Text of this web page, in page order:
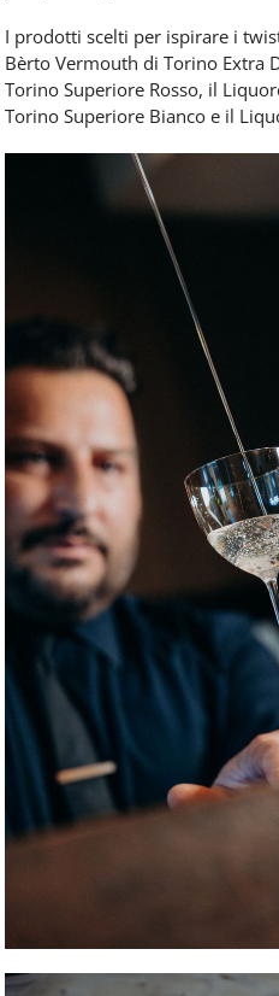
I prodotti scelti per ispirare i
Bèrto Vermouth di Torino Extra
Torino Superiore Rosso, il
Torino Superiore Bianco e il